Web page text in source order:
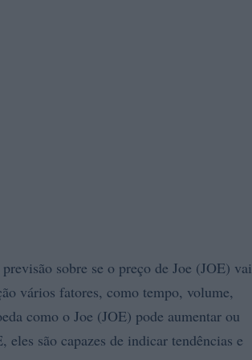
sobre se o preço de Joe (JOE) vai
vários fatores, como tempo, volume,
como o Joe (JOE) pode aumentar ou
são capazes de indicar tendências e